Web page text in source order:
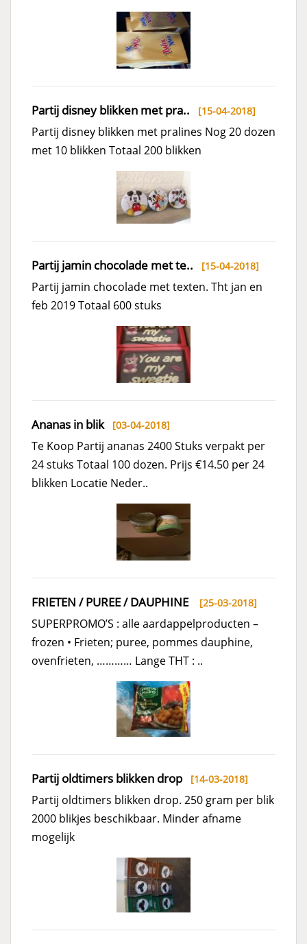
Partij disney blikken met pra.. [15-04-2018]
Partij disney blikken met pralines Nog 20 dozen
met 10 blikken Totaal 200 blikken
Partij jamin chocolade met te.. [15-04-2018]
Partij jamin chocolade met texten. Tht jan en
feb 2019 Totaal 600 stuks
Ananas in blik[03-04-2018]
Te Koop Partij ananas 2400 Stuks verpakt per
24 stuks Totaal 100 dozen. Prijs €14.50 per 24
blikken Locatie Neder..
FRIETEN / PUREE / DAUPHINE [25-03-2018]
SUPERPROMO’S : alle aardappelproducten –
frozen • Frieten; puree, pommes dauphine,
ovenfrieten, ………… Lange THT : ..
Partij oldtimers blikken drop[14-03-2018]
Partij oldtimers blikken drop. 250 gram per blik
2000 blikjes beschikbaar. Minder afname
mogelijk